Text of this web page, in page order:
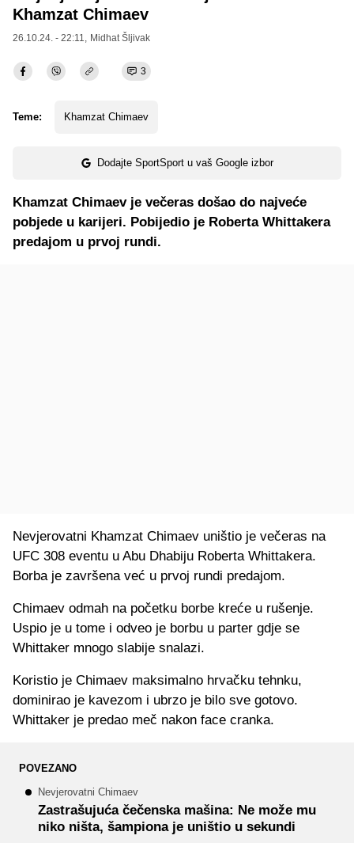
Khamzat Chimaev
26.10.24. - 22:11, Midhat Šljivak
3
Teme: Khamzat Chimaev
Dodajte SportSport u vaš Google izbor
Khamzat Chimaev je večeras došao do najveće
pobjede u karijeri. Pobijedio je Roberta Whittakera
predajom u prvoj rundi.
Nevjerovatni Khamzat Chimaev uništio je večeras na
UFC 308 eventu u Abu Dhabiju Roberta Whittakera.
Borba je završena već u prvoj rundi predajom.
Chimaev odmah na početku borbe kreće u rušenje.
Uspio je u tome i odveo je borbu u parter gdje se
Whittaker mnogo slabije snalazi.
Koristio je Chimaev maksimalno hrvačku tehnku,
dominirao je kavezom i ubrzo je bilo sve gotovo.
Whittaker je predao meč nakon face cranka.
POVEZANO
Nevjerovatni Chimaev
Zastrašujuća čečenska mašina: Ne može mu
niko ništa, šampiona je uništio u sekundi